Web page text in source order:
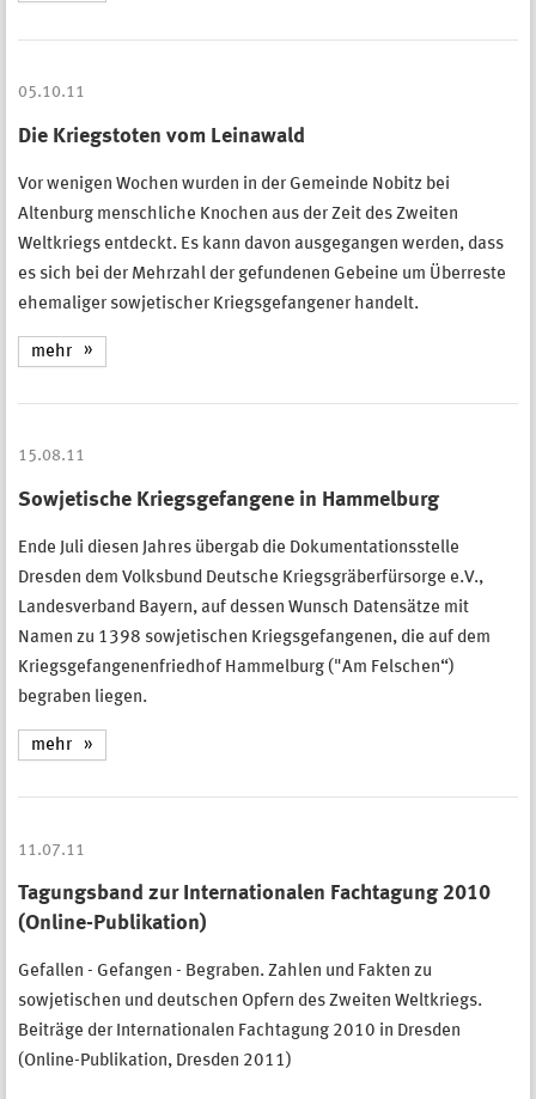
05.10.11
Die Kriegstoten vom Leinawald
Vor wenigen Wochen wurden in der Gemeinde Nobitz bei
Altenburg menschliche Knochen aus der Zeit des Zweiten
Weltkriegs entdeckt. Es kann davon ausgegangen werden, dass
es sich bei der Mehrzahl der gefundenen Gebeine um Überreste
ehemaliger sowjetischer Kriegsgefangener handelt.
mehr
15.08.11
Sowjetische Kriegsgefangene in Hammelburg
Ende Juli diesen Jahres übergab die Dokumentationsstelle
Dresden dem Volksbund Deutsche Kriegsgräberfürsorge e.V.,
Landesverband Bayern, auf dessen Wunsch Datensätze mit
Namen zu 1398 sowjetischen Kriegsgefangenen, die auf dem
Kriegsgefangenenfriedhof Hammelburg ("Am Felschen“)
begraben liegen.
mehr
11.07.11
Tagungsband zur Internationalen Fachtagung 2010
(Online-Publikation)
Gefallen - Gefangen - Begraben. Zahlen und Fakten zu
sowjetischen und deutschen Opfern des Zweiten Weltkriegs.
Beiträge der Internationalen Fachtagung 2010 in Dresden
(Online-Publikation, Dresden 2011)